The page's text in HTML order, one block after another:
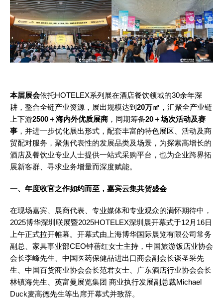
本届展会依托HOTELEX系列展在酒店餐饮领域的30余年深
耕，整合全链产业资源，展出规模达到 20万㎡ ，汇聚全产业链
上下游2500＋海内外优质展商 ，同期筹备20＋场次活动及赛
事 ，并进一步优化展出形式，配套丰富的特色展区、活动及商
贸配对服务，聚焦代表性的发展品类及场景，为探索高增长的
酒店及餐饮业专业人士提供一站式采购平台，也为企业跨界拓
展新客群、寻求业务增量而深度赋能。
一、年度收官之作如约而至，嘉宾云集共贺盛会
在现场嘉宾、展商代表、专业媒体和专业观众的满怀期待中，
2025博华深圳联展暨2025HOTELEX深圳展开幕式于12月16日
上午正式拉开帷幕。开幕式由上海博华国际展览有限公司常务
副总、家具事业部CEO钟蓓红女士主持，中国旅游饭店业协会
会长李峰先生、中国医药保健品进出口商会副会长谈圣采先
生、中国百货商业协会会长范君女士、广东酒店行业协会会长
林镇海先生、英富曼展览集团 商业执行发展副总裁Michael
Duck麦高德先生等出席开幕式并致辞。